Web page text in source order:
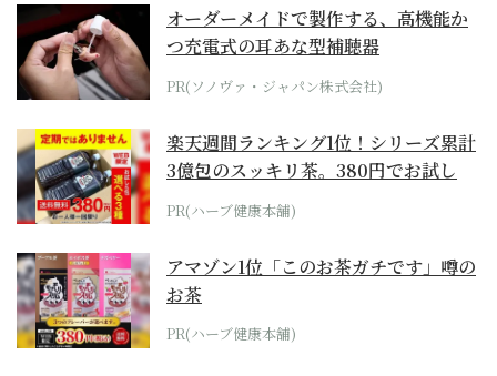
オーダーメイドで製作する、高機能か
つ充電式の耳あな型補聴器
PR(ソノヴァ・ジャパン株式会社)
楽天週間ランキング1位！シリーズ累計
3億包のスッキリ茶。380円でお試し
PR(ハーブ健康本舗)
アマゾン1位「このお茶ガチです」噂の
お茶
PR(ハーブ健康本舗)